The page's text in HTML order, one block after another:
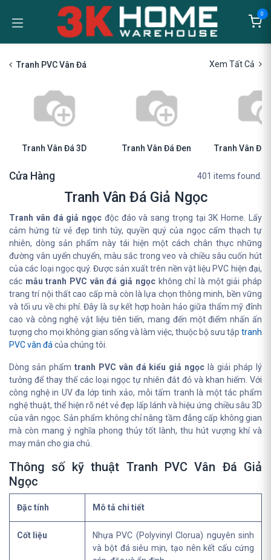
Bỏ qua để đến Nội dung
0
Tranh PVC Vân Đá Xem Tất Cả
Tranh Vân Đá 3D Tranh Vân Đá Đen Tranh Vân Đá
Cửa Hàng 401 items found.
Tranh Vân Đá Giả Ngọc
Tranh vân đá giả ngọc độc đáo và sang trọng tại 3K Home. Lấy
cảm hứng từ vẻ đẹp tinh túy, quyền quý của ngọc cẩm thạch tự
nhiên, dòng sản phẩm này tái hiện một cách chân thực những
đường vân uyển chuyển, màu sắc trong veo và chiều sâu cuốn hút
của các loại ngọc quý. Được sản xuất trên nền vật liệu PVC hiện đại,
các mẫu tranh PVC vân đá giả ngọckhông chỉ là một giải pháp
trang trí nội thất cao cấp mà còn là lựa chọn thông minh, bền vững
và tối ưu về chi phí. Đây là sự kết hợp hoàn hảo giữa thẩm mỹ đỉnh
cao và công nghệ vật liệu tiên tiến, mang đến một điểm nhấn ấn
tượng cho mọi không gian sống và làm việc, thuộc bộ sưu tập tranh
PVC vân đá của chúng tôi.
Dòng sản phẩm tranh PVC vân đá kiểu giả ngọc là giải pháp lý
tưởng để thay thế các loại ngọc tự nhiên đắt đỏ và khan hiếm. Với
công nghệ in UV đa lớp tinh xảo, mỗi tấm tranh là một tác phẩm
nghệ thuật, thể hiện rõ nét vẻ đẹp lấp lánh và hiệu ứng chiều sâu 3D
của vân ngọc. Sản phẩm không chỉ nâng tầm đẳng cấp không gian
mà còn mang ý nghĩa phong thủy tốt lành, thu hút vượng khí và
may mắn cho gia chủ.
Thông số kỹ thuật Tranh PVC Vân Đá Giả
Ngọc
Đặc tính Mô tả chi tiết
Cốt liệu
Nhựa PVC (Polyvinyl Clorua) nguyên sinh
và bột đá siêu mịn, tạo nên kết cấu cứng